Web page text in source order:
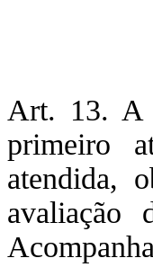
Art. 13. A
primeiro
atendida,
avaliação